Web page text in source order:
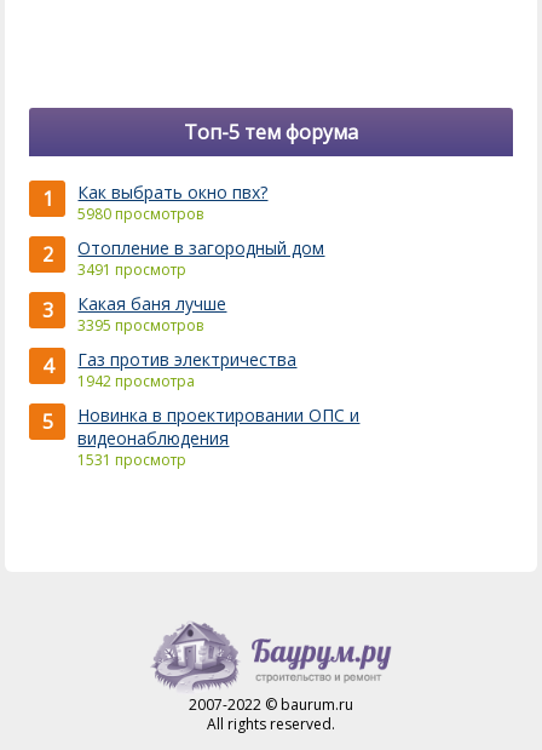
Топ-5 тем форума
1 Как выбрать окно пвх?
5980 просмотров
2 Отопление в загородный дом
3491 просмотр
3 Какая баня лучше
3395 просмотров
4 Газ против электричества
1942 просмотра
5
Новинка в проектировании ОПС и
видеонаблюдения
1531 просмотр
2007-2022 © baurum.ru
All rights reserved.